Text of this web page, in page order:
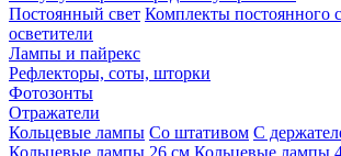
Постоянный свет Комплекты постоянного
осветители
Лампы и пайрекс
Рефлекторы, соты, шторки
Фотозонты
Отражатели
Кольцевые лампы Со штативом С
Кольцевые лампы 26 см Кольцевые лампы